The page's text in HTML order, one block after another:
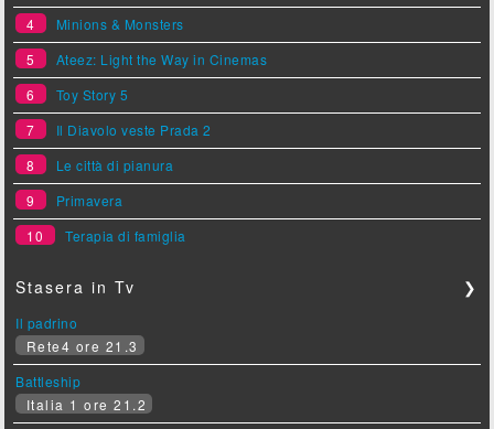
4
Minions & Monsters
5
Ateez: Light the Way in Cinemas
6
Toy Story 5
7
Il Diavolo veste Prada 2
8
Le città di pianura
9
Primavera
10
Terapia di famiglia
Stasera in Tv ❯
Il padrino
Rete4 ore 21.3
Battleship
Italia 1 ore 21.2